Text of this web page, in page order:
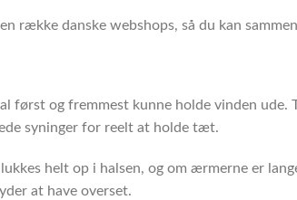
række danske webshops, så du kan
først og fremmest kunne holde vinden
syninger for reelt at holde tæt.
lukkes helt op i halsen, og om ærmerne er
at have overset.